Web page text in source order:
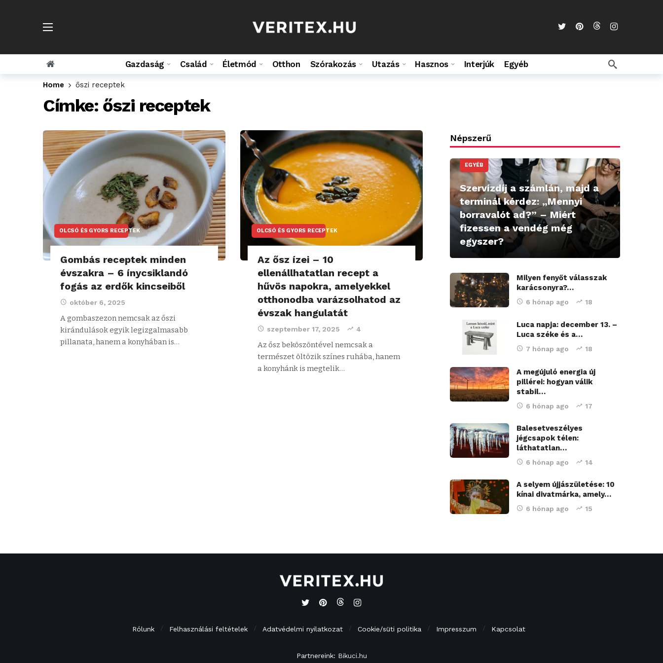
Gazdaság Család Életmód Otthon Szórakozás Utazás Hasznos Interjúk Egyéb
Home őszi receptek
Címke: őszi receptek
OLCSÓ ÉS GYORS RECEPTEK
Gombás receptek minden
évszakra – 6 ínycsiklandó
fogás az erdők kincseiből
október 6, 2025
A gombaszezon nemcsak az őszi
kirándulások egyik legizgalmasabb
pillanata, hanem a konyhában is…
OLCSÓ ÉS GYORS RECEPTEK
Az ősz ízei – 10
ellenállhatatlan recept a
hűvös napokra, amelyekkel
otthonodba varázsolhatod az
évszak hangulatát
szeptember 17, 2025 4
Az ősz beköszöntével nemcsak a
természet öltözik színes ruhába, hanem
a konyhánk is megtelik…
Népszerű
EGYÉB
Szervízdíj a számlán, majd a
terminál kérdez: „Mennyi
borravalót ad?” – Miért
fizessen a vendég még
egyszer?
Milyen fenyőt válasszak
karácsonyra?…
6 hónap ago 18
Luca napja: december 13. –
Luca széke és a…
7 hónap ago 18
A megújuló energia új
pillérei: hogyan válik
stabil…
6 hónap ago 17
Balesetveszélyes
jégcsapok télen:
láthatatlan…
6 hónap ago 14
A selyem újjászületése: 10
kínai divatmárka, amely…
6 hónap ago 15
Rólunk Felhasználási feltételek Adatvédelmi nyilatkozat Cookie/süti politika Impresszum Kapcsolat
Partnereink: Bikuci.hu